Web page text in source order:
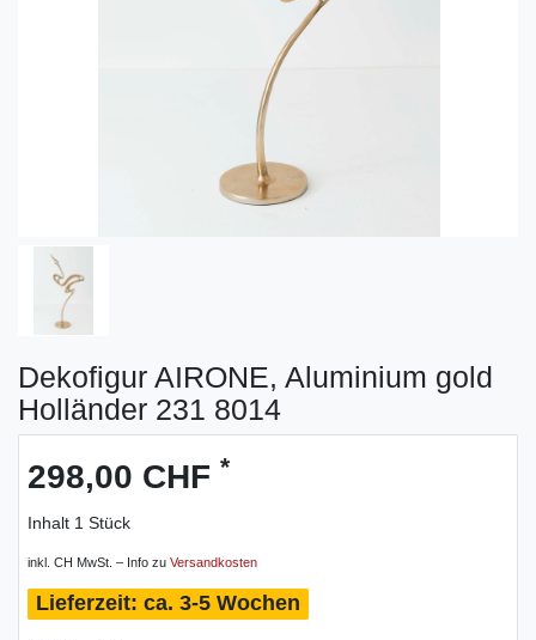
Dekofigur AIRONE, Aluminium gold
Holländer 231 8014
298,00 CHF *
Inhalt 1 Stück
inkl. CH MwSt. – Info zu Versandkosten
ca. 3-5 Wochen